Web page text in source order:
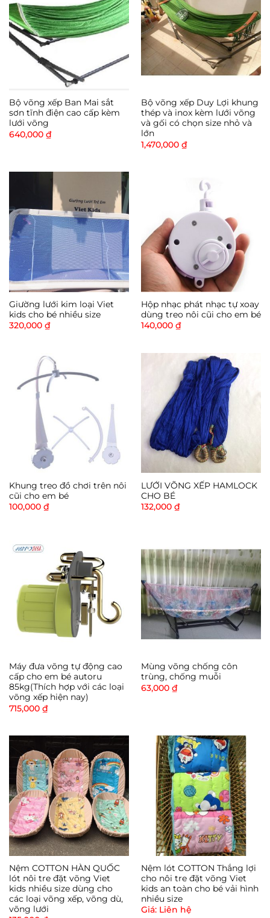
Bộ võng xếp Ban Mai sắt
sơn tĩnh điện cao cấp kèm
lưới võng
640,000 ₫
Bộ võng xếp Duy Lợi khung
thép và inox kèm lưới võng
và gối có chọn size nhỏ và
lớn
1,470,000 ₫
Giường lưới kim loại Viet
kids cho bé nhiều size
320,000 ₫
Hộp nhạc phát nhạc tự xoay
dùng treo nôi cũi cho em bé
140,000 ₫
Khung treo đồ chơi trên nôi
cũi cho em bé
100,000 ₫
LƯỚI VÕNG XẾP HAMLOCK
CHO BÉ
132,000 ₫
Máy đưa võng tự động cao
cấp cho em bé autoru
85kg(Thích hợp với các loại
võng xếp hiện nay)
715,000 ₫
Mùng võng chống côn
trùng, chống muỗi
63,000 ₫
Nệm COTTON HÀN QUỐC
lót nôi tre đặt võng Viet
kids nhiều size dùng cho
các loại võng xếp, võng dù,
võng lưới
Nệm lót COTTON Thắng lợi
cho nôi tre đặt võng Viet
kids an toàn cho bé vải hình
nhiều size
Giá: Liên hệ